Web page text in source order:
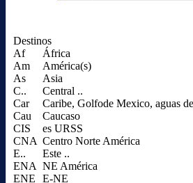
Destinos
Af
África
Am
América(s)
As
Asia
C..
Central ..
Car
Caribe, Golfode Mexico, aguas
Cau
Caucaso
CIS
es URSS
CNA Centro Norte América
E..
Este ..
ENA NE América
ENE
E-NE